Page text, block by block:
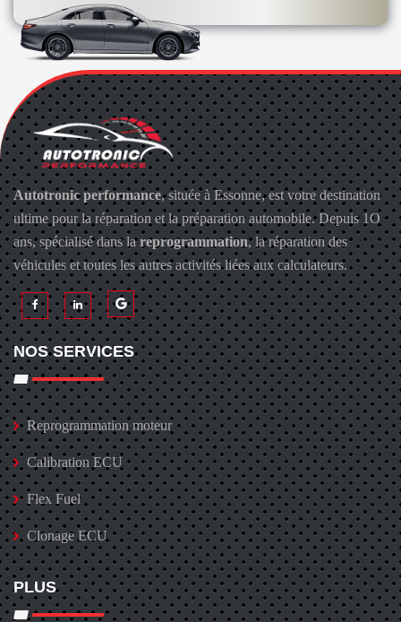
Autotronic performance, située à Essonne, est votre destination
ultime pour la réparation et la préparation automobile. Depuis 1O
ans, spécialisé dans lareprogrammation, la réparation des
véhicules et toutes les autres activités liées aux calculateurs.
NOS SERVICES
Reprogrammation moteur
Calibration ECU
Flex Fuel
Clonage ECU
PLUS